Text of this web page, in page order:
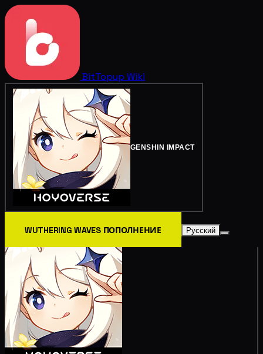
BitTopup Wiki
GENSHIN IMPACT
WUTHERING WAVES ПОПОЛНЕНИЕ Русский